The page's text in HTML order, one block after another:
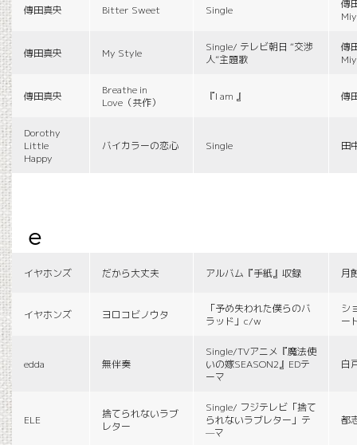
傳田真央 Bitter Sweet Single
傳
傳田真央 My Style
Single/ テレビ朝日 “交渉
人”主題歌
傳
傳田真央
Breathe in
Love（共作）
『I am 』 傳
Dorothy
Little
Happy
バイカラーの恋心 Single 田
e
イヤホンズ だから大丈夫 アルバム『手紙』収録 月
イヤホンズ ヨロコビノウタ
「予め失われた僕らのバ
ラッド」c/w
シ
ー
edda 無伴奏
Single/TVアニメ『魔法使
いの嫁SEASON2』EDテ
ーマ
白
ELE
捨てられないラブ
レター
Single/ フジテレビ「捨て
られないラブレター」テ
—マ
都